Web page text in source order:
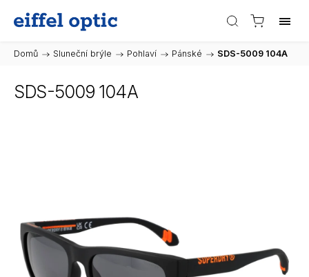
Domů / Sluneční brýle / Pohlaví / Pánské / SDS-5009 104A
SDS-5009 104A